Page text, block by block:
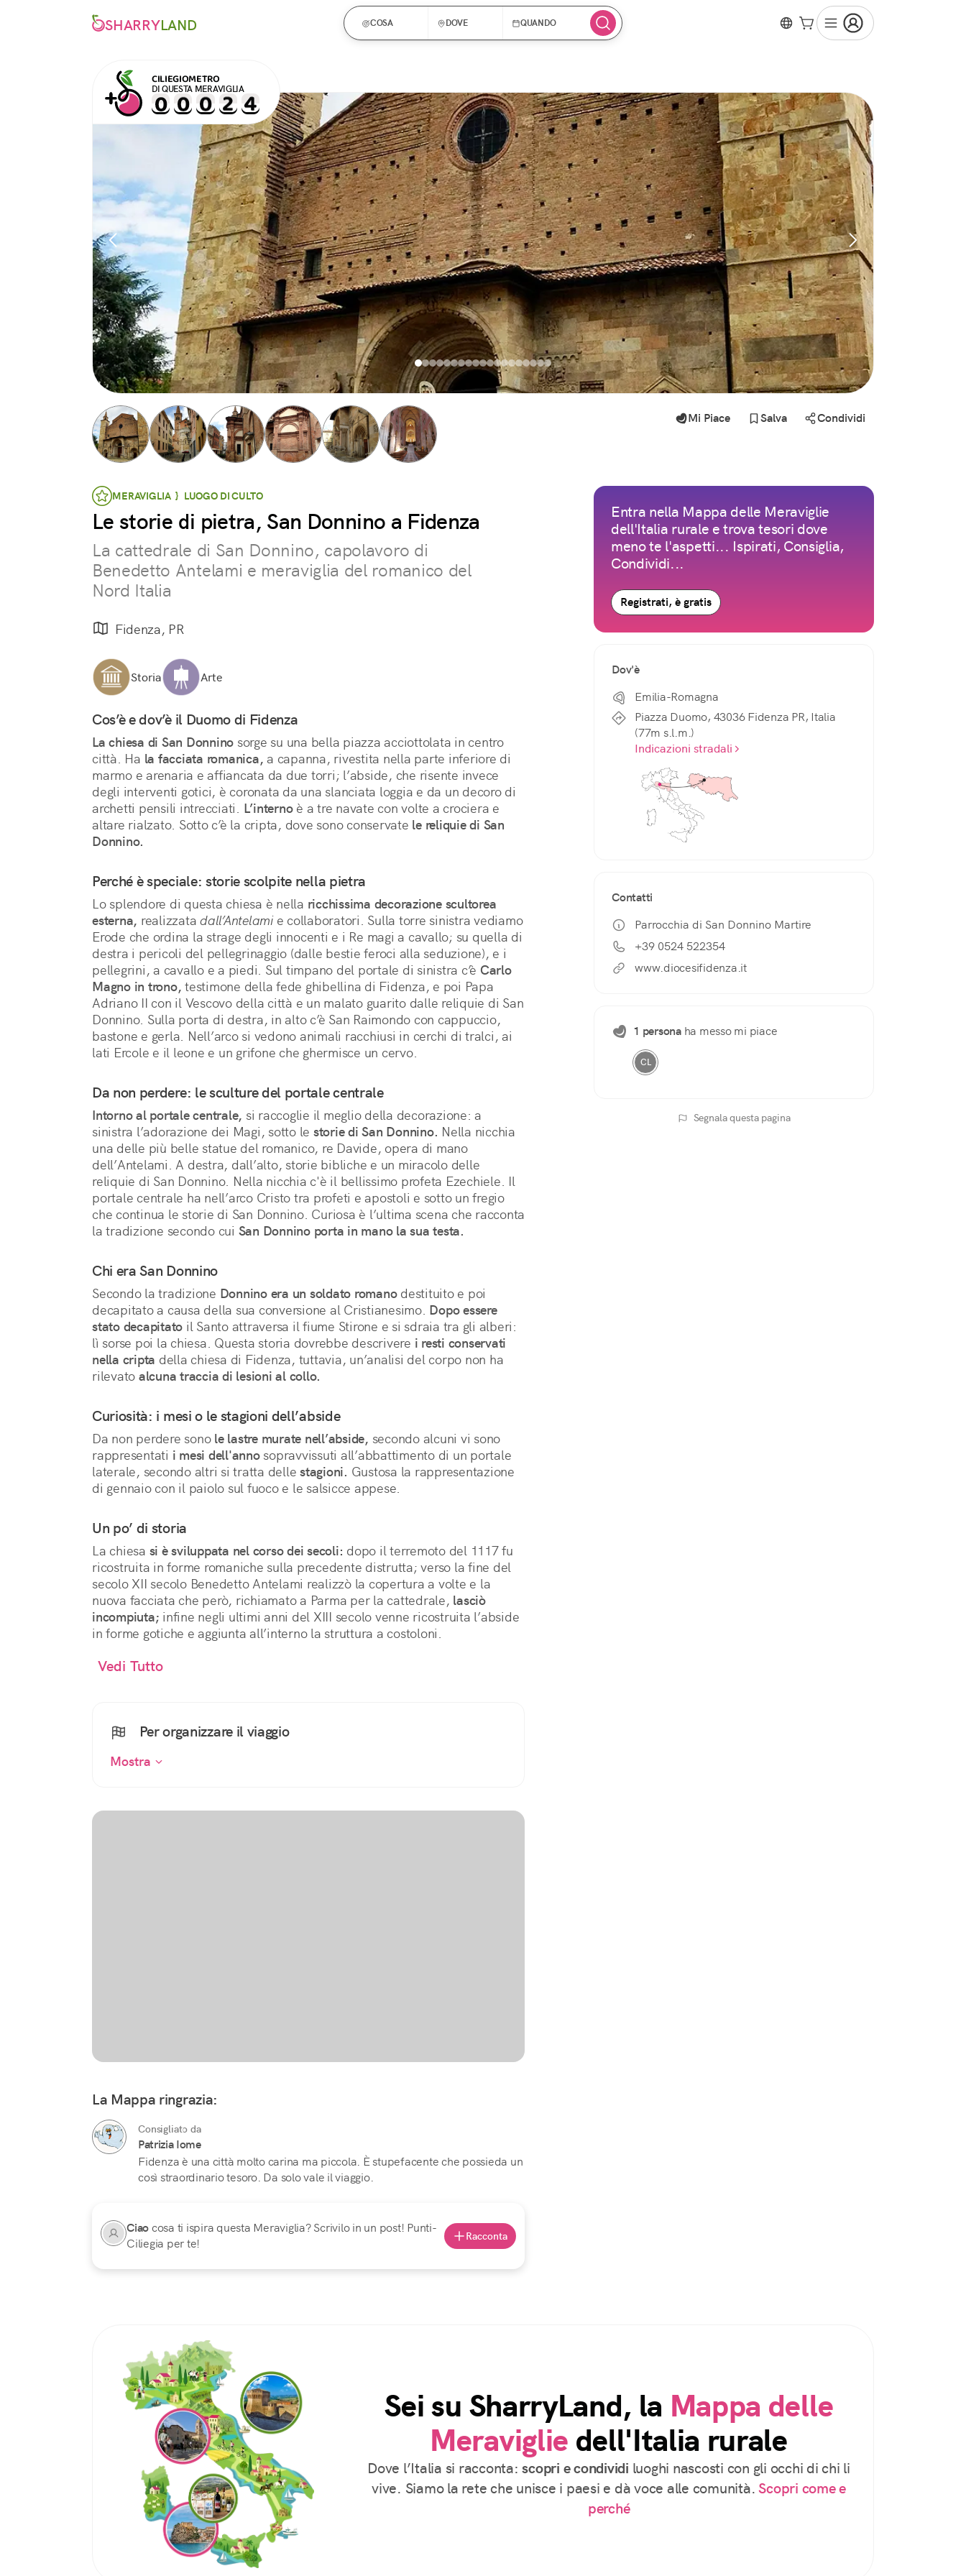
SHARRYLAND COSA DOVE QUANDO
CILIEGIOMETRO
DI QUESTA MERAVIGLIA
MERAVIGLIA } LUOGO DI CULTO
Le storie di pietra, San Donnino a Fidenza
La cattedrale di San Donnino, capolavoro di
Benedetto Antelami e meraviglia del romanico del
Nord Italia
Fidenza, PR
Storia Arte
Cos’è e dov’è il Duomo di Fidenza
La chiesa di San Donnino sorge su una bella piazza acciottolata in centro
città. Ha la facciata romanica, a capanna, rivestita nella parte inferiore di
marmo e arenaria e affiancata da due torri; l’abside, che risente invece
degli interventi gotici, è coronata da una slanciata loggia e da un decoro di
archetti pensili intrecciati. L’interno è a tre navate con volte a crociera e
altare rialzato. Sotto c’è la cripta, dove sono conservate le reliquie di San
Donnino.
Perché è speciale: storie scolpite nella pietra
Lo splendore di questa chiesa è nella ricchissima decorazione scultorea
esterna, realizzata dall’Antelami e collaboratori. Sulla torre sinistra vediamo
Erode che ordina la strage degli innocenti e i Re magi a cavallo; su quella di
destra i pericoli del pellegrinaggio (dalle bestie feroci alla seduzione), e i
pellegrini, a cavallo e a piedi. Sul timpano del portale di sinistra c’è Carlo
Magno in trono, testimone della fede ghibellina di Fidenza, e poi Papa
Adriano II con il Vescovo della città e un malato guarito dalle reliquie di San
Donnino. Sulla porta di destra, in alto c’è San Raimondo con cappuccio,
bastone e gerla. Nell’arco si vedono animali racchiusi in cerchi di tralci, ai
lati Ercole e il leone e un grifone che ghermisce un cervo.
Da non perdere: le sculture del portale centrale
Intorno al portale centrale, si raccoglie il meglio della decorazione: a
sinistra l’adorazione dei Magi, sotto le storie di San Donnino. Nella nicchia
una delle più belle statue del romanico, re Davide, opera di mano
dell’Antelami. A destra, dall’alto, storie bibliche e un miracolo delle
reliquie di San Donnino. Nella nicchia c'è il bellissimo profeta Ezechiele. Il
portale centrale ha nell’arco Cristo tra profeti e apostoli e sotto un fregio
che continua le storie di San Donnino. Curiosa è l’ultima scena che racconta
la tradizione secondo cui San Donnino porta in mano la sua testa.
Chi era San Donnino
Secondo la tradizione Donnino era un soldato romanodestituito e poi
decapitato a causa della sua conversione al Cristianesimo. Dopo essere
stato decapitato il Santo attraversa il fiume Stirone e si sdraia tra gli alberi:
lì sorse poi la chiesa. Questa storia dovrebbe descrivere i resti conservati
nella cripta della chiesa di Fidenza, tuttavia, un’analisi del corpo non ha
rilevato alcuna traccia di lesioni al collo.
Curiosità: i mesi o le stagioni dell’abside
Da non perdere sono le lastre murate nell’abside, secondo alcuni vi sono
rappresentati i mesi dell'annosopravvissuti all’abbattimento di un portale
laterale, secondo altri si tratta delle stagioni. Gustosa la rappresentazione
di gennaio con il paiolo sul fuoco e le salsicce appese.
Un po’ di storia
La chiesa si è sviluppata nel corso dei secoli: dopo il terremoto del 1117 fu
ricostruita in forme romaniche sulla precedente distrutta; verso la fine del
secolo XII secolo Benedetto Antelami realizzò la copertura a volte e la
nuova facciata che però, richiamato a Parma per la cattedrale, lasciò
incompiuta; infine negli ultimi anni del XIII secolo venne ricostruita l’abside
in forme gotiche e aggiunta all’interno la struttura a costoloni.
Vedi Tutto
Per organizzare il viaggio
Mostra
La Mappa ringrazia:
Consigliato da
Patrizia Iome
Fidenza è una città molto carina ma piccola. È stupefacente che possieda un
così straordinario tesoro. Da solo vale il viaggio.
Ciaocosa ti ispira questa Meraviglia? Scrivilo in un post! Punti-
Ciliegia per te!
Racconta
Mi Piace Salva Condividi
Entra nella Mappa delle Meraviglie
dell'Italia rurale e trova tesori dove
meno te l'aspetti... Ispirati, Consiglia,
Condividi...
Registrati, è gratis
Dov'è
Emilia-Romagna
Piazza Duomo, 43036 Fidenza PR, Italia
(77m s.l.m.)
Indicazioni stradali
Contatti
Parrocchia di San Donnino Martire
+39 0524 522354
www.diocesifidenza.it
1 personaha messo mi piace
CL
Segnala questa pagina
Sei su SharryLand, la Mappa delle
Meraviglie dell'Italia rurale
Dove l’Italia si racconta:scopri e condividi luoghi nascosti con gli occhi di chi li
vive. Siamo la rete che unisce i paesi e dà voce alle comunità. Scopri come e
perché